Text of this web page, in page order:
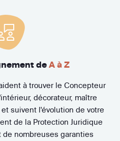
de A à Z
à trouver le Concepteur
décorateur, maître
suivent l'évolution de votre
de la Protection Juridique
de nombreuses garanties